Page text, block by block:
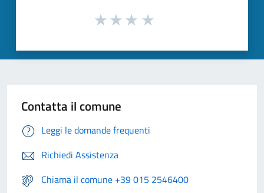
Contatta il comune
Leggi le domande frequenti
Richiedi Assistenza
Chiama il comune +39 015 2546400